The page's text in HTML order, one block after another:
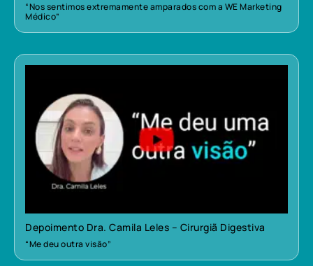
“Nos sentimos extremamente amparados com a WE Marketing
Médico”
Depoimento Dra. Camila Leles – Cirurgiã Digestiva
“Me deu outra visão”